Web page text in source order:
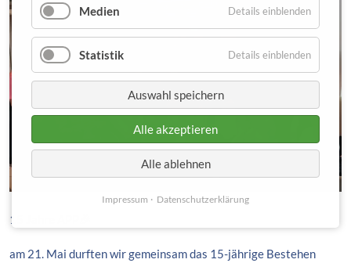
15 Jahre APP🎉
am 21. Mai durften wir gemeinsam das 15-jährige Bestehen
Medien Details einblenden
Statistik Details einblenden
Auswahl speichern
Alle akzeptieren
Alle ablehnen
Impressum Datenschutzerklärung